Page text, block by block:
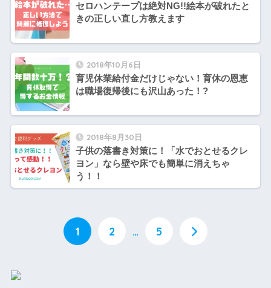
セロハンテープは絶対NG!!絵本が破れたと
きの正しい直し方教えます
2018年10月6日
育児休業給付金だけじゃない！育休の恩恵
は職場復帰後にも沢山あった！?
2018年8月30日
子供の落書き対策に！「水でおとせるクレ
ヨン」なら壁や床でも簡単に消えちゃ
う！！
1 2 … 5